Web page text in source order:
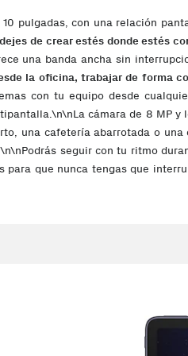
pulgadas, con una relación
de crear estés donde estés
una banda ancha sin
la oficina, trabajar de forma
con tu equipo desde
cámara de 8 MP y
una cafetería abarrotada o una
seguir con tu ritmo
que nunca tengas que
Si quieres que tus hijos
lectura integrada. Sistema